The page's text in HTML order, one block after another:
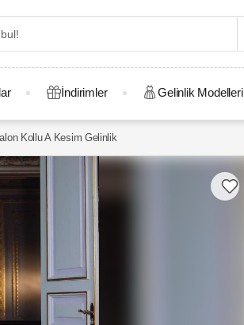
İndirimler Gelinlik Modelleri
Kollu A Kesim Gelinlik